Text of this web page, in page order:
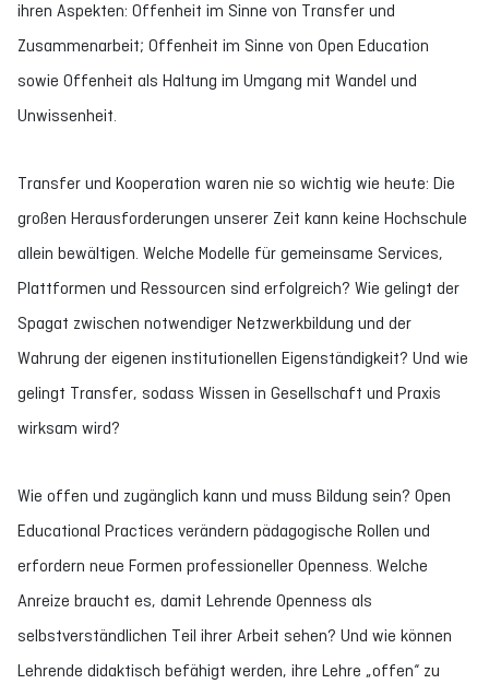
ihren Aspekten: Offenheit im Sinne von Transfer und
Zusammenarbeit; Offenheit im Sinne von Open Education
sowie Offenheit als Haltung im Umgang mit Wandel und
Unwissenheit.
Transfer und Kooperation waren nie so wichtig wie heute: Die
großen Herausforderungen unserer Zeit kann keine Hochschule
allein bewältigen. Welche Modelle für gemeinsame Services,
Plattformen und Ressourcen sind erfolgreich? Wie gelingt der
Spagat zwischen notwendiger Netzwerkbildung und der
Wahrung der eigenen institutionellen Eigenständigkeit? Und wie
gelingt Transfer, sodass Wissen in Gesellschaft und Praxis
wirksam wird?
Wie offen und zugänglich kann und muss Bildung sein? Open
Educational Practices verändern pädagogische Rollen und
erfordern neue Formen professioneller Openness. Welche
Anreize braucht es, damit Lehrende Openness als
selbstverständlichen Teil ihrer Arbeit sehen? Und wie können
Lehrende didaktisch befähigt werden, ihre Lehre „offen“ zu